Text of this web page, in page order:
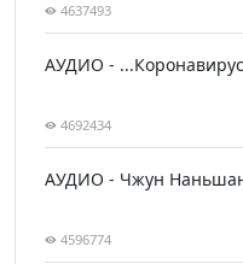
4637493
АУДИО -
4692434
АУДИО - Чжун
4596774